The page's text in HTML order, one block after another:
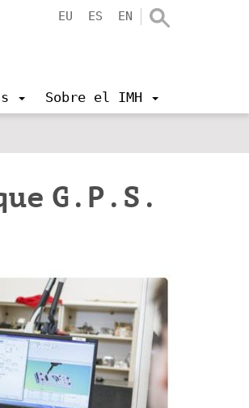
EU ES EN
Sobre el IMH
G.P.S.